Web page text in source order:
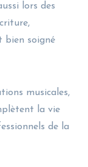
lors des
bien soigné
musicales,
la vie
de la